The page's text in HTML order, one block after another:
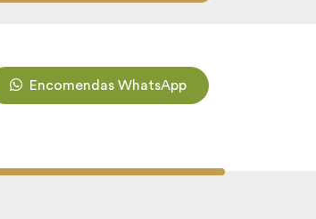
Encomendas WhatsApp